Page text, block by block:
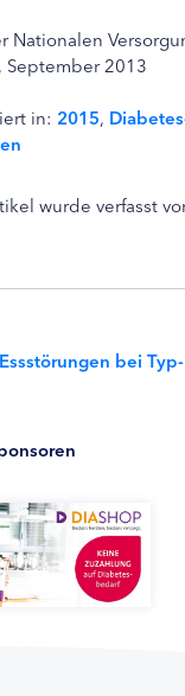
Nationalen
September 2013
in: 2015,
wurde verfasst
Essstörungen bei